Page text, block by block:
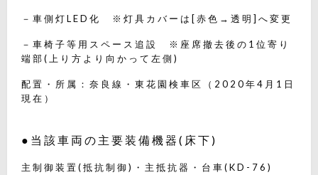
－車側灯LED化 ※灯具カバーは[赤色→透明]へ変更
－車椅子等用スペース追設 ※座席撤去後の1位寄り
端部(上り方より向かって左側)
配置・所属：奈良線・東花園検車区（2020年4月1日
現在）
●当該車両の主要装備機器(床下)
主制御装置(抵抗制御)・主抵抗器・台車(KD-76)